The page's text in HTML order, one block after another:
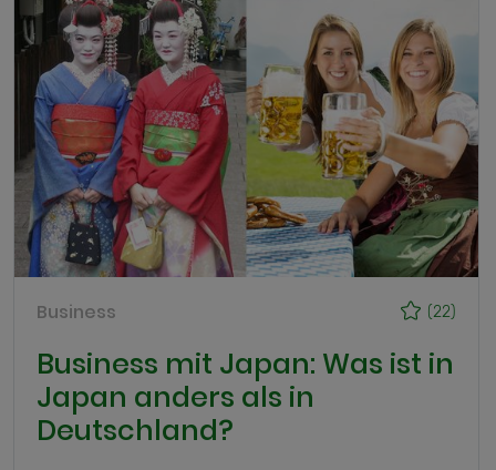
(22)
Business
Business mit Japan: Was ist in
Japan anders als in
Deutschland?